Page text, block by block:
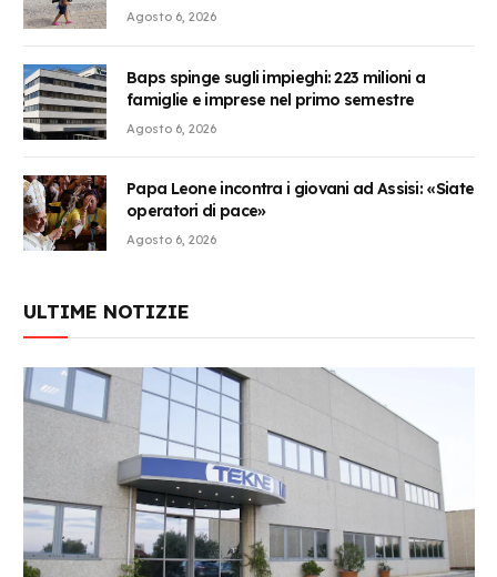
Agosto 6, 2026
Baps spinge sugli impieghi: 223 milioni a
famiglie e imprese nel primo semestre
Agosto 6, 2026
Papa Leone incontra i giovani ad Assisi: «Siate
operatori di pace»
Agosto 6, 2026
ULTIME NOTIZIE